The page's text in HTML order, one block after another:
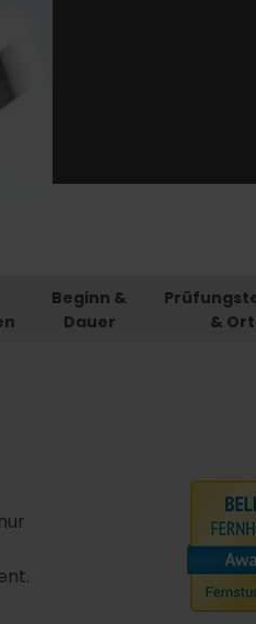
Beginn &
Dauer
&